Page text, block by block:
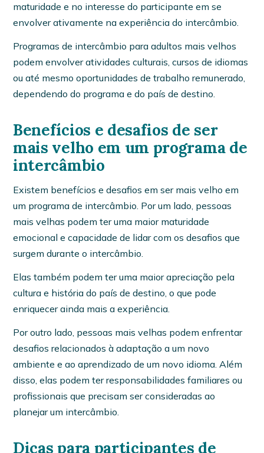
maturidade e no interesse do participante em se
envolver ativamente na experiência do intercâmbio.
Programas de intercâmbio para adultos mais velhos
podem envolver atividades culturais, cursos de idiomas
ou até mesmo oportunidades de trabalho remunerado,
dependendo do programa e do país de destino.
Benefícios e desafios de ser
mais velho em um programa de
intercâmbio
Existem benefícios e desafios em ser mais velho em
um programa de intercâmbio. Por um lado, pessoas
mais velhas podem ter uma maior maturidade
emocional e capacidade de lidar com os desafios que
surgem durante o intercâmbio.
Elas também podem ter uma maior apreciação pela
cultura e história do país de destino, o que pode
enriquecer ainda mais a experiência.
Por outro lado, pessoas mais velhas podem enfrentar
desafios relacionados à adaptação a um novo
ambiente e ao aprendizado de um novo idioma. Além
disso, elas podem ter responsabilidades familiares ou
profissionais que precisam ser consideradas ao
planejar um intercâmbio.
Dicas para participantes de